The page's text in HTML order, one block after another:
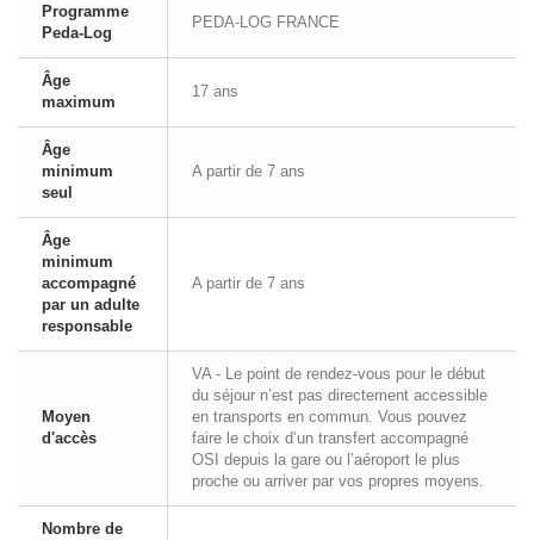
Programme
Peda-Log
PEDA-LOG FRANCE
Âge
maximum
17 ans
Âge
minimum
seul
A partir de 7 ans
Âge
minimum
accompagné
par un adulte
responsable
A partir de 7 ans
Moyen
d'accès
VA - Le point de rendez-vous pour le début
du séjour n’est pas directement accessible
en transports en commun. Vous pouvez
faire le choix d’un transfert accompagné
OSI depuis la gare ou l’aéroport le plus
proche ou arriver par vos propres moyens.
Nombre de